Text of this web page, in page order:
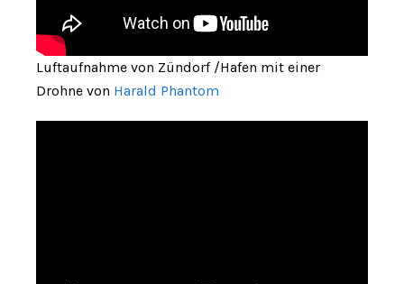
Luftaufnahme von Zündorf /Hafen mit einer
Drohne von Harald Phantom